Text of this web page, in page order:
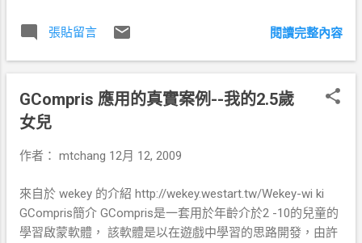
器的都不能出了,連重機都開放了車子也換了
好幾台了 才回歸到年少時最初的夢想,但心態
中年人很多的也是這原因巴!!! ^^ 至於其他人
f=266&t=1286335&last=16359856 -- 補充:
油...算起來 大約 33KM/L 這可能和載重和路
況有影響 振動手把的問題，其實沒有感覺。
可能我都沒有騎很快(最快不超過90KM),所以
張貼留言 閱讀完整內容
GCompris 應用的真實案例--我的2.5歲
女兒
作者： mtchang 12月 12, 2009
來自於 wekey 的介紹 http://wekey.westart.tw/Wekey-wi ki
GCompris簡介 GCompris是一套用於年齡介於2 -10的兒童的
學習啟蒙軟體， 該軟體是以在遊戲中學習的思路開發，由許